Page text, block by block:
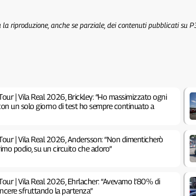
la riproduzione, anche se parziale, dei contenuti pubblicati su
| Vila Real 2026, Brickley: “Ho massimizzato ogni
un solo giorno di test ho sempre continuato a
| Vila Real 2026, Andersson: “Non dimenticherò
podio, su un circuito che adoro”
| Vila Real 2026, Ehrlacher: “Avevamo l’80% di
sfruttando la partenza”